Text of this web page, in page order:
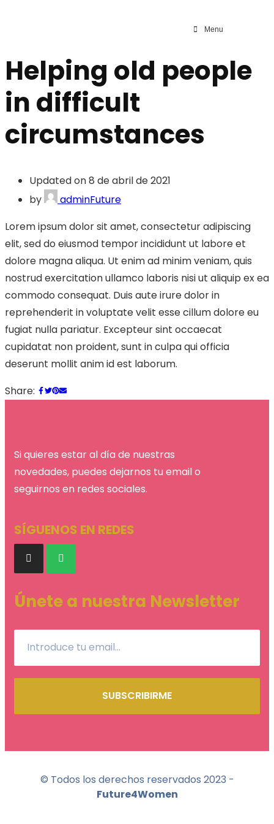
Menu
Helping old people
in difficult
circumstances
Updated on 8 de abril de 2021
by
adminFuture
Lorem ipsum dolor sit amet, consectetur adipiscing
elit, sed do eiusmod tempor incididunt ut labore et
dolore magna aliqua. Ut enim ad minim veniam, quis
nostrud exercitation ullamco laboris nisi ut aliquip ex ea
commodo consequat. Duis aute irure dolor in
reprehenderit in voluptate velit esse cillum dolore eu
fugiat nulla pariatur. Excepteur sint occaecat
cupidatat non proident, sunt in culpa qui officia
deserunt mollit anim id est laborum.
Share:
Si quieres estar al día de nuestras
novedades, puedes dejarnos tu email o
seguirnos en redes sociales.
SÍGUENOS EN REDES
Únete a nuestra Newsletter
SUBSCRIBIRME
© Todos los derechos reservados 2023 -
Future4Women